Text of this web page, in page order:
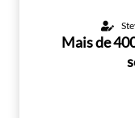
Mais de